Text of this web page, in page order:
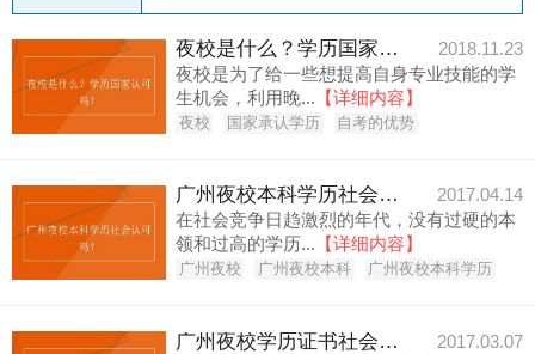
夜校是什么？学历国家认可吗？
2018.11.23
夜校是为了给一些想提高自身专业技能的学
生机会，利用晚... 【详细内容】
夜校 国家承认学历 自考的优势
广州夜校本科学历社会认可吗？
2017.04.14
在社会竞争日趋激烈的年代，没有过硬的本
领和过高的学历... 【详细内容】
广州夜校 广州夜校本科 广州夜校本科学历
广州夜校学历证书社会认可吗？
2017.03.07